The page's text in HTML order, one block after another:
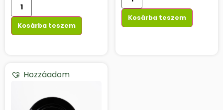
Kosárba teszem
Kosárba teszem
Hozzáadom